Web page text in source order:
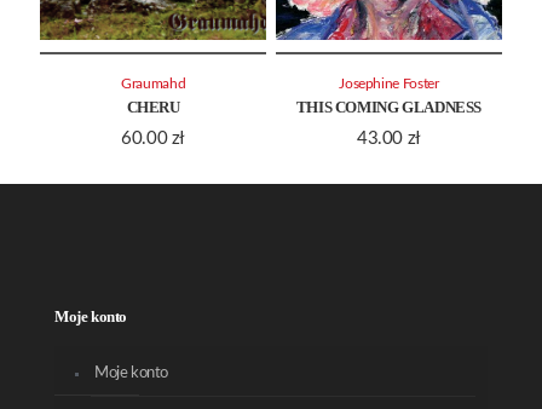
CHERU
60.00 zł
Graumahd
THIS COMING GLADNESS
43.00 zł
Josephine Foster
Moje konto
Moje konto